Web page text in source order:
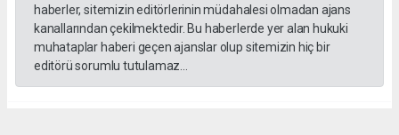
haberler, sitemizin editörlerinin müdahalesi olmadan ajans
kanallarından çekilmektedir. Bu haberlerde yer alan hukuki
muhataplar haberi geçen ajanslar olup sitemizin hiç bir
editörü sorumlu tutulamaz...